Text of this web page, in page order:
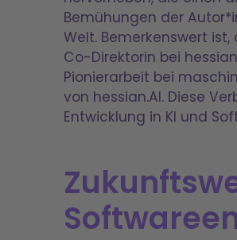
Bemühungen der
Welt. Bemerkenswert
Co-Direktorin bei
Pionierarbeit bei
von hessian.AI. Diese
Entwicklung in KI und